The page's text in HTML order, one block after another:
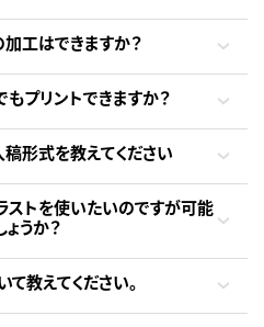
工はできますか？
プリントできますか？
形式を教えてください
ストを使いたいのですが可能
ょうか？
教えてください。